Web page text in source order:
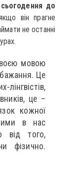
до
він прагне
не останні
мовою
Це
це –
кожної
в нас
від того,
фізично.